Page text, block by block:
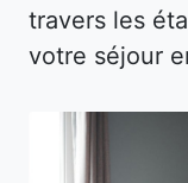
travers les
votre séjour